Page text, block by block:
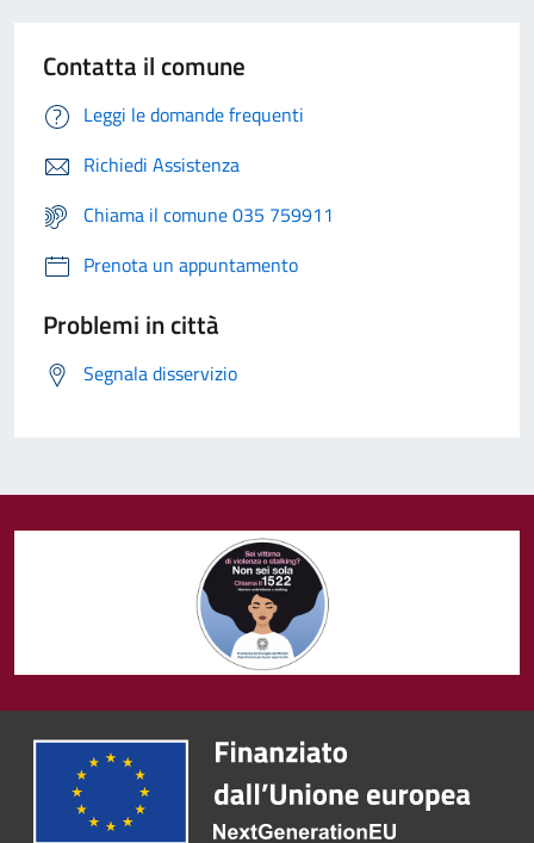
Contatta il comune
Leggi le domande frequenti
Richiedi Assistenza
Chiama il comune 035 759911
Prenota un appuntamento
Problemi in città
Segnala disservizio